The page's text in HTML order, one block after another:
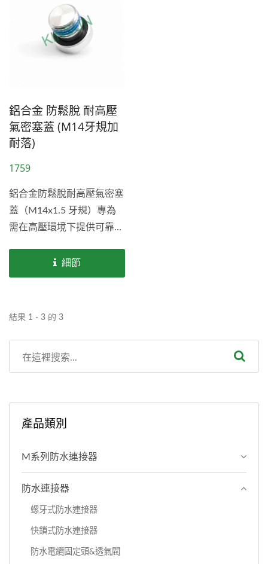
鋁合金 防鬆脫 耐高壓
氣密塞蓋 (M14牙規加
耐落)
1759
鋁合金防鬆脫耐高壓氣密塞
蓋（M14x1.5 牙規）專為
需在高壓環境下提供可靠氣
計。產品採用鋁合金材質搭
配硬陽極表面處理，具備優
過...
細節
結果 1 - 3 的 3
產品類別
M系列防水連接器
防水連接器
螺牙式防水連接器
快鎖式防水連接器
防水電纜固定頭&透氣閥